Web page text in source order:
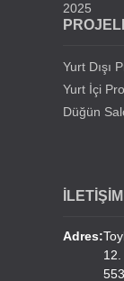
Almanya
Fransa
Lübnan
Yurt Dışı
2025
Yurt Dışı
Yurt İçi
Düğün
İLETİŞİM
Adres:
12.